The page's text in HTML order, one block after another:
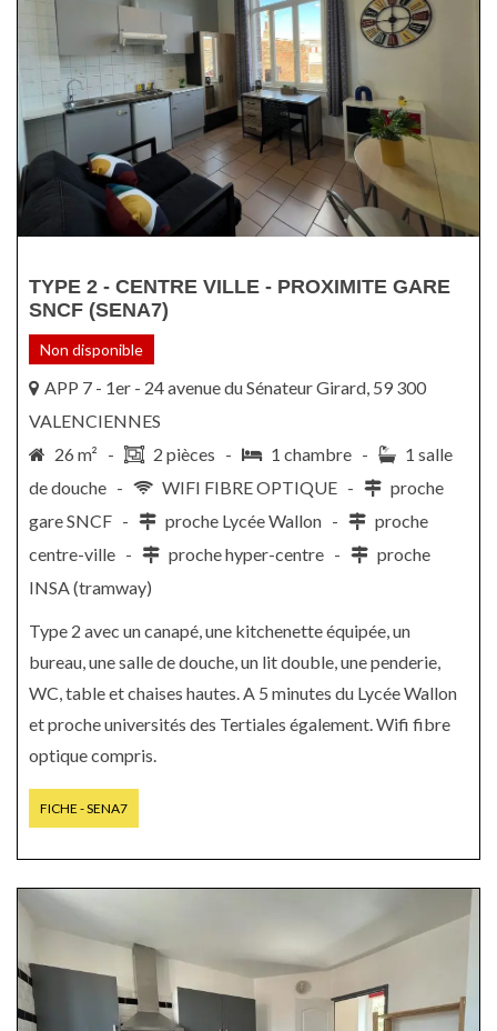
TYPE 2 - CENTRE VILLE - PROXIMITE GARE
SNCF (SENA7)
Non disponible
APP 7 - 1er - 24 avenue du Sénateur Girard, 59 300
VALENCIENNES
26 m² -
2 pièces - 1 chambre -
1 salle
de douche -
WIFI FIBRE OPTIQUE -
proche
gare SNCF -
proche Lycée Wallon -
proche
centre-ville -
proche hyper-centre -
proche
INSA (tramway)
Type 2 avec un canapé, une kitchenette équipée, un
bureau, une salle de douche, un lit double, une penderie,
WC, table et chaises hautes. A 5 minutes du Lycée Wallon
et proche universités des Tertiales également. Wifi fibre
optique compris.
FICHE - SENA7